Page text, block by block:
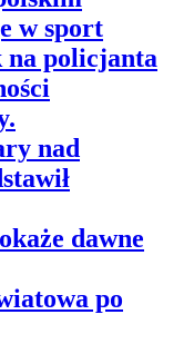
w sport
na policjanta
nad
dawne
po